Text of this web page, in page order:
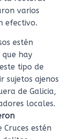
varios
efectivo.
estén
que hay
tipo de
sujetos ajenos
de Galicia,
locales.
Cruces estén